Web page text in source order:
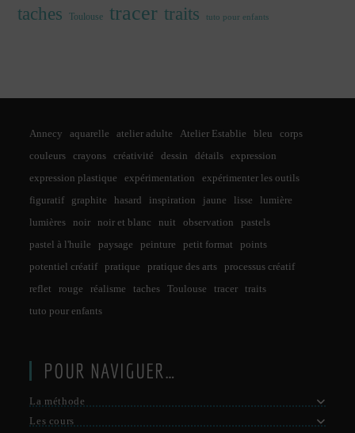
taches Toulouse tracer traits tuto pour enfants
Annecy aquarelle atelier adulte Atelier Establie bleu
corps
couleurs
crayons créativité dessin détails
expression
expression plastique
expérimentation
expérimenter les outils
figuratif
graphite hasard inspiration jaune lisse
lumière
lumières
noir noir et blanc nuit observation
pastels
pastel à l'huile
paysage peinture petit format
points
potentiel créatif
pratique pratique des arts
processus créatif
reflet
rouge réalisme taches Toulouse tracer
traits
tuto pour enfants
POUR NAVIGUER…
La méthode
Les cours